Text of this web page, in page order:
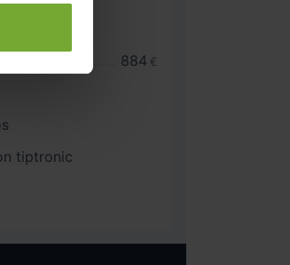
de
884 €
tiptronic